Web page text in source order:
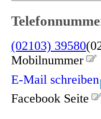
(02103) 39580
Mobilnummer
E-Mail schreiben
Facebook Seite